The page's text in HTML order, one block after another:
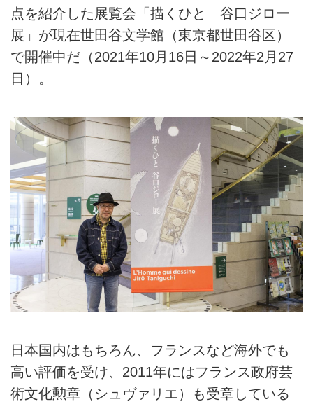
点を紹介した展覧会「描くひと 谷口ジロー
展」が現在世田谷文学館（東京都世田谷区）
で開催中だ（2021年10月16日～2022年2月27
日）。
日本国内はもちろん、フランスなど海外でも
高い評価を受け、2011年にはフランス政府芸
術文化勲章（シュヴァリエ）も受章している